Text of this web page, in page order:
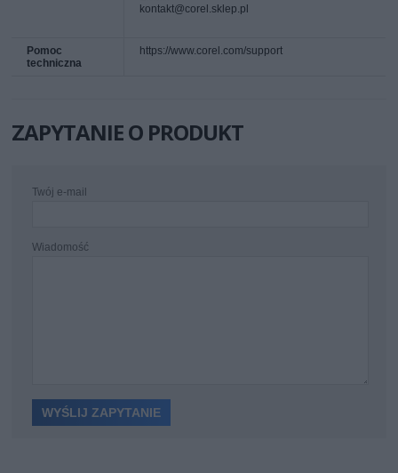
kontakt@corel.sklep.pl
Pomoc
techniczna
https://www.corel.com/support
ZAPYTANIE O PRODUKT
Twój e-mail
Wiadomość